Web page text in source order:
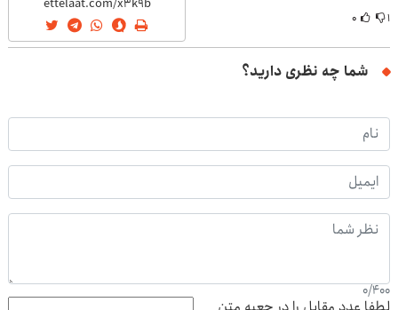
۱ ۰
شما چه نظری دارید؟
0/400